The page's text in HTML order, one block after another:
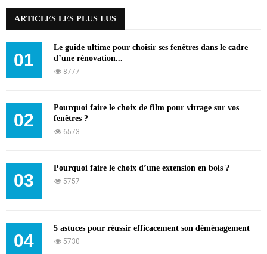
ARTICLES LES PLUS LUS
01
Le guide ultime pour choisir ses fenêtres dans le cadre
d’une rénovation...
8777
02
Pourquoi faire le choix de film pour vitrage sur vos
fenêtres ?
6573
03
Pourquoi faire le choix d’une extension en bois ?
5757
04
5 astuces pour réussir efficacement son déménagement
5730